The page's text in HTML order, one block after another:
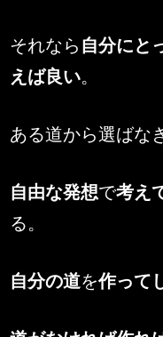
それなら 自分にと
えば良い。
ある道から選ばな
自由な発想で考え
る。
自分の道を作って